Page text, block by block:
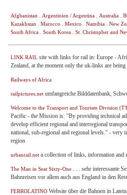
Afghanistan . Argentinien / Argentina . Australia .
Kazakhstan . Marocco . Mexico . Namibia . New
South Africa . South Korea . St. Christopher and
LINK RAIL site with links for rail in: Europe -
Zealand, at the moment only the uk-links are being
Railways of Africa
railpictures.net umfangreiche Bilddatenbank,
Welcome to the Transport and Tourism Division
Pacific - the Mission is: "By providing technical
develop efficient regional and interregional
national, sub-regional and regional levels." - very
region
urbanrail.net a collection of links, information and
The Man in Seat Sixty-One . . .
sehr interessante
Bahnreisen vor allem auch aus England in den
FERROLATINO Website über die Bahnen in